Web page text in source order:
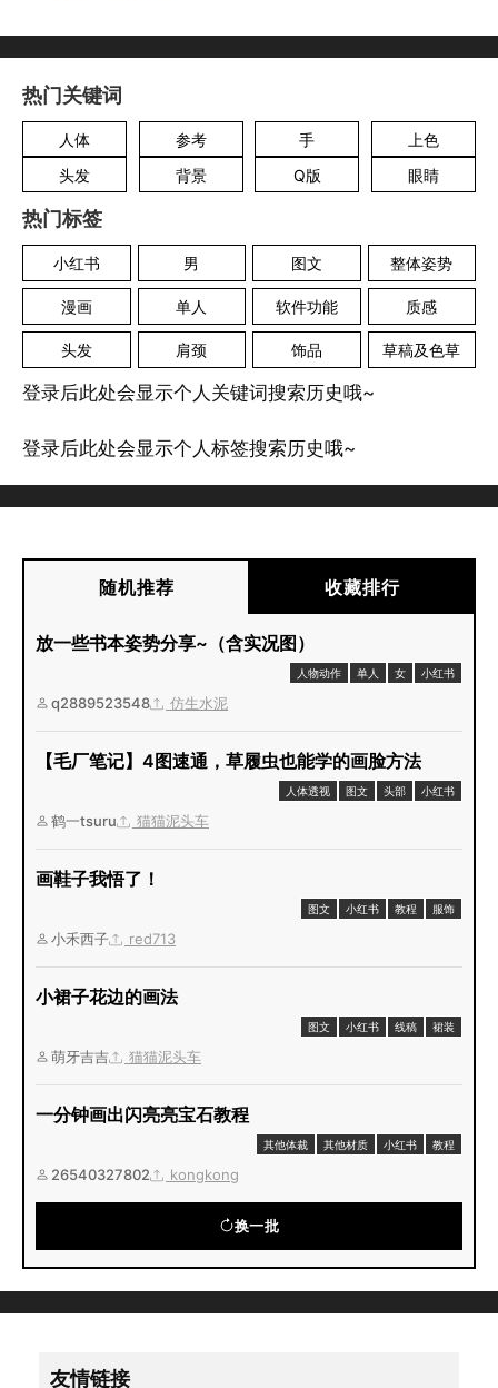
热门关键词
人体 参考 手
上色
头发
背景 Q版 眼睛
热门标签
小红书 男 图文 整体姿势
漫画 单人 软件功能 质感
头发 肩颈 饰品 草稿及色草
登录后此处会显示个人关键词搜索历史哦~
登录后此处会显示个人标签搜索历史哦~
随机推荐 收藏排行
放一些书本姿势分享~（含实况图）
人物动作 单人 女 小红书
q2889523548 仿生水泥
【毛厂笔记】4图速通，草履虫也能学的画脸方法
人体透视 图文 头部 小红书
鹤一tsuru 猫猫泥头车
画鞋子我悟了！
图文 小红书 教程 服饰
小禾西子 red713
小裙子花边的画法
图文 小红书 线稿 裙装
萌牙吉吉 猫猫泥头车
一分钟画出闪亮亮宝石教程
其他体裁 其他材质 小红书 教程
26540327802 kongkong
换一批
友情链接